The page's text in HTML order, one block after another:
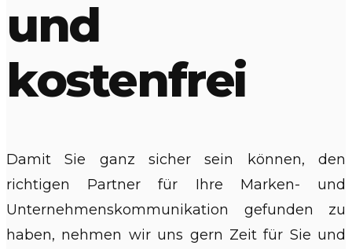
und
kostenfrei
Damit Sie ganz sicher sein können, den
richtigen Partner für Ihre Marken- und
Unternehmenskommunikation gefunden zu
haben, nehmen wir uns gern Zeit für Sie und